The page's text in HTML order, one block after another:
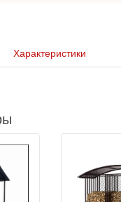
Характеристики